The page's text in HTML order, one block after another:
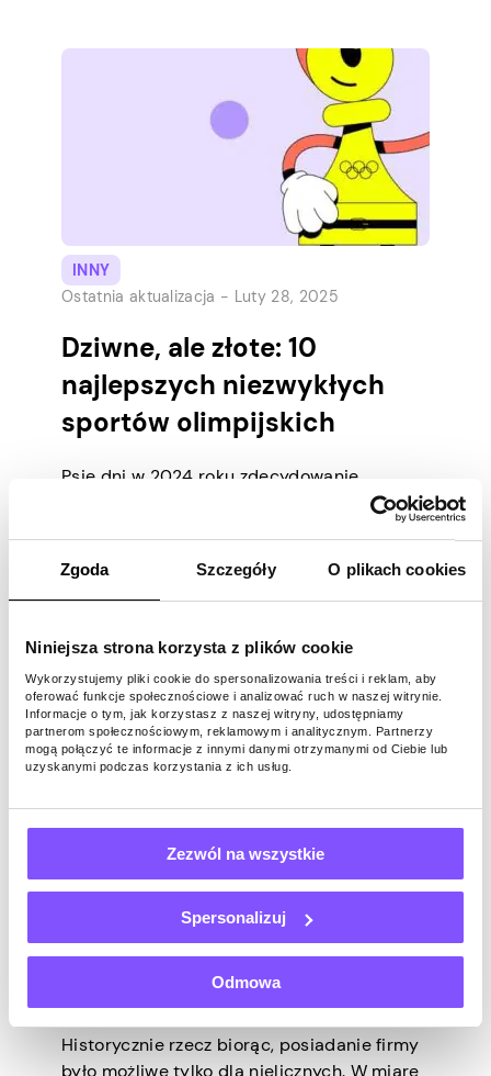
Zgoda Szczegóły O plikach cookies
Niniejsza strona korzysta z plików cookie
Wykorzystujemy pliki cookie do spersonalizowania treści i reklam, aby
oferować funkcje społecznościowe i analizować ruch w naszej witrynie.
Informacje o tym, jak korzystasz z naszej witryny, udostępniamy
partnerom społecznościowym, reklamowym i analitycznym. Partnerzy
mogą połączyć te informacje z innymi danymi otrzymanymi od Ciebie lub
uzyskanymi podczas korzystania z ich usług.
Zezwól na wszystkie
Spersonalizuj
Odmowa
w ten zawód pozwoli Ci pracować z
ukochanymi puszystymi towarzyszami. Co
więcej, jest to idealna droga, aby zamienić
swoje ulubione hobby w przedsięwzięcie […]
INNY
Ostatnia aktualizacja - Luty 28, 2025
Dziwne, ale złote: 10
najlepszych niezwykłych
sportów olimpijskich
Psie dni w 2024 roku zdecydowanie
potrzebują głupiego zwrotu akcji, a część
tegorocznych letnich igrzysk olimpijskich
i proste emocje, których nie możesz się
doczekać, aby nabrać orzeszków ziemnych
niewielu, którzy zjedzą orzeszki ziemne
prosto z twojej miski. 🥣 Cóż za dziwny […]
Ostatnia aktualizacja -Lipiec 21, 2025
Jak rozpocząć biznes bez
pieniędzy: sprawdzone
Historycznie rzecz biorąc, posiadanie firmy
było możliwe tylko dla nielicznych. W miarę